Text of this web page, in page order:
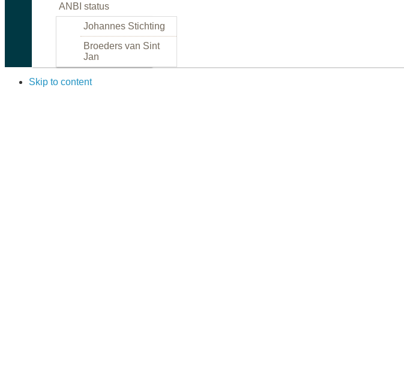
ANBI status
Johannes Stichting
Broeders van Sint
Jan
Skip to content